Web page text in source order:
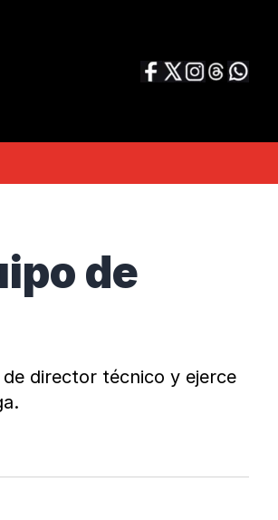
de
director técnico y ejerce